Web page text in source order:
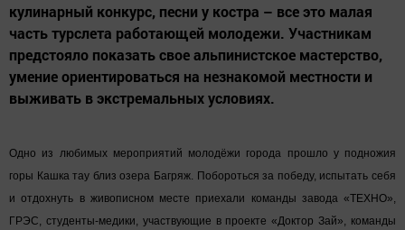
кулинарный конкурс, песни у костра – все это малая
часть турслета работающей молодежи. Участникам
предстояло показать свое альпинистское мастерство,
умение ориентироваться на незнакомой местности и
выживать в экстремальных условиях.
Одно из любимых мероприятий молодёжи города прошло у подножия
горы Кашка тау близ озера Багряж. Побороться за победу, испытать себя
и отдохнуть в живописном месте приехали команды завода «ТЕХНО»,
ГРЭС, студенты-медики, участвующие в проекте «Доктор Зай», команды